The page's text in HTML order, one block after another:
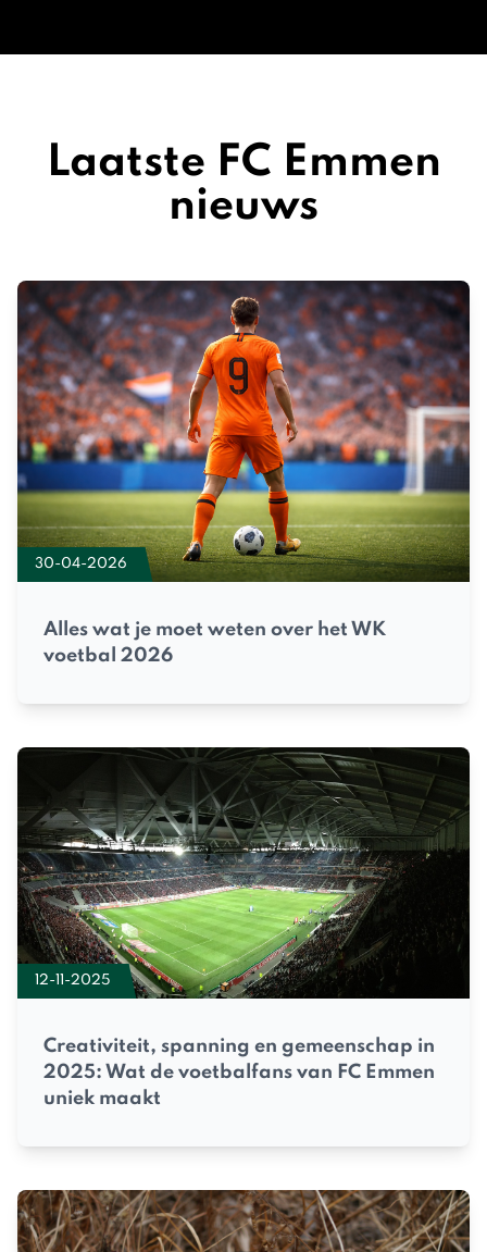
Laatste FC Emmen
nieuws
30-04-2026
Alles wat je moet weten over het WK
voetbal 2026
12-11-2025
Creativiteit, spanning en gemeenschap in
2025: Wat de voetbalfans van FC Emmen
uniek maakt